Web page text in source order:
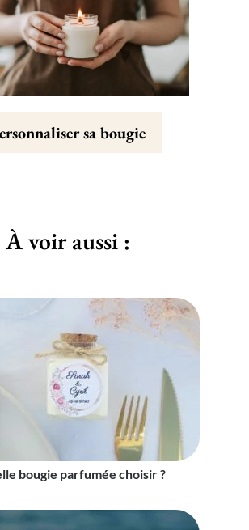
sa bougie
À voir aussi :
bougie parfumée choisir ?